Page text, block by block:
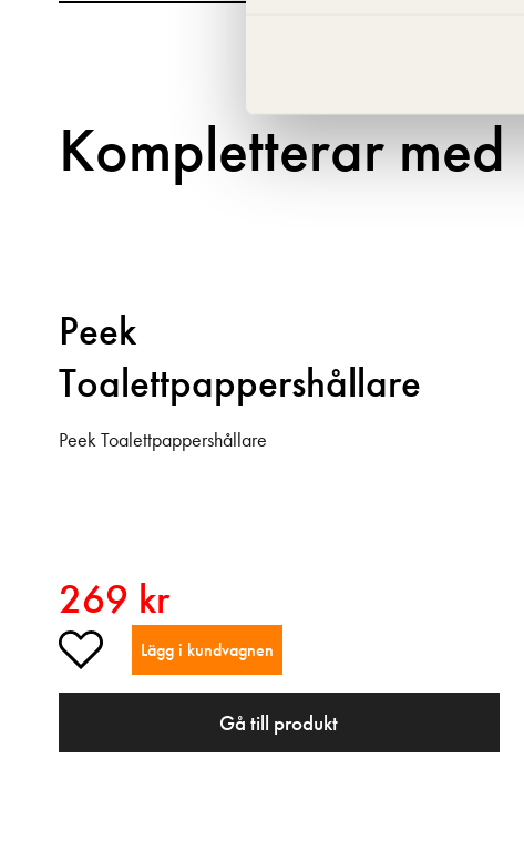
Kompletterar med
Peek
Toalettpappershållare
Peek Toalettpappershållare
269 kr
Lägg i kundvagnen
Gå till produkt